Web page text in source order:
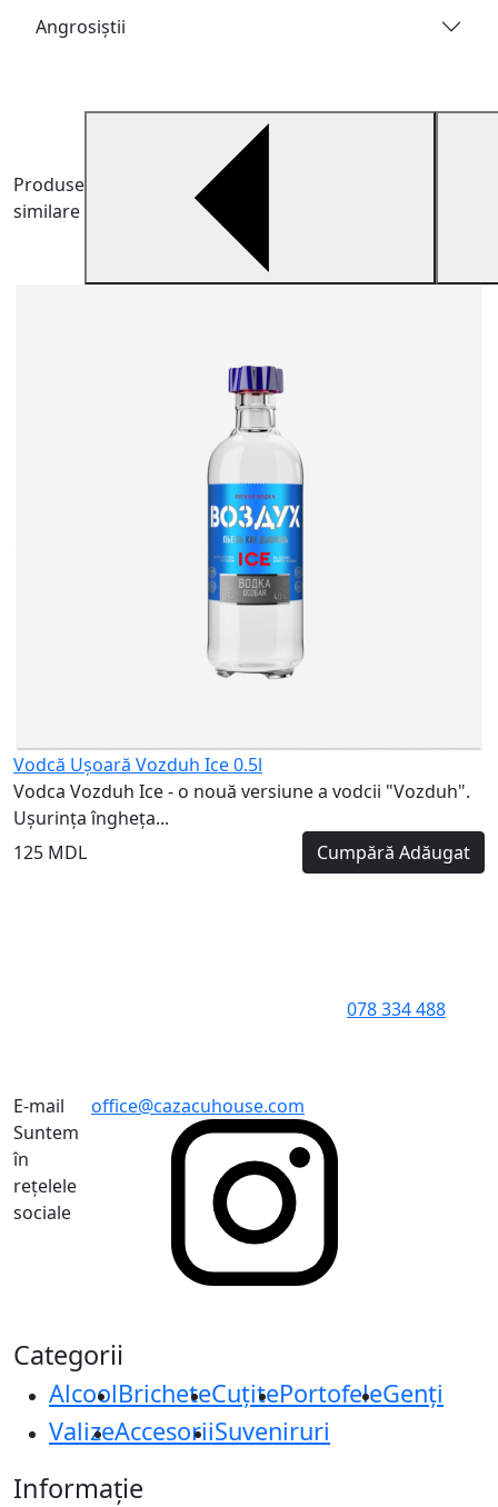
Angrosiştii
Produse
similare
Vodcă Ușoară Vozduh Ice 0.5l
Vodca Vozduh Ice - o nouă versiune a vodcii "Vozduh".
Ușurința îngheța...
125 MDL
Cumpără Adăugat
078 334 488
E-mail
office@cazacuhouse.com
Suntem
în
rețelele
sociale
Categorii
AlcoolBricheteCuțitePortofeleGenți
ValizeAccesoriiSuveniruri
Informație